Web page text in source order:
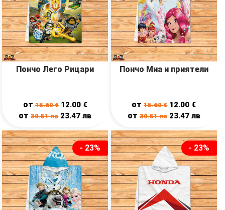
Пончо Лего Рицари
от15.60€ 12.00 €
от30.51лв 23.47лв
Пончо Миа и приятели
от15.60€ 12.00 €
от 30.51лв 23.47 лв
- 23% - 23%